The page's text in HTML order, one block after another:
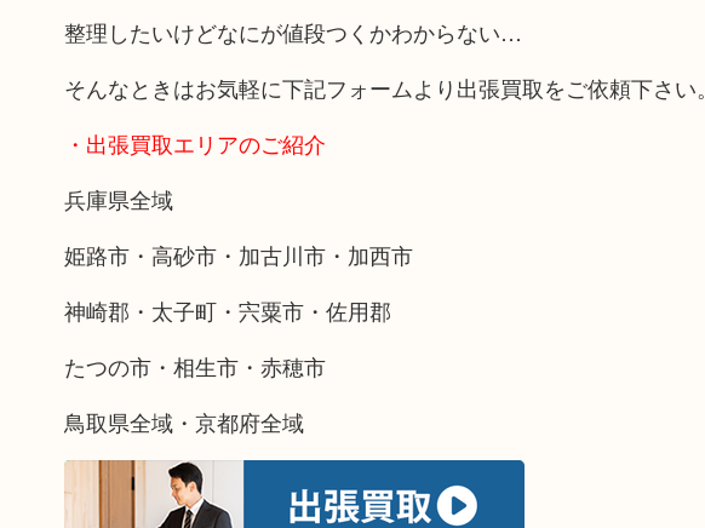
整理したいけどなにが値段つくかわからない…
そんなときはお気軽に下記フォームより出張買取をご依頼下さい。
・出張買取エリアのご紹介
兵庫県全域
姫路市・高砂市・加古川市・加西市
神崎郡・太子町・宍粟市・佐用郡
たつの市・相生市・赤穂市
鳥取県全域・京都府全域